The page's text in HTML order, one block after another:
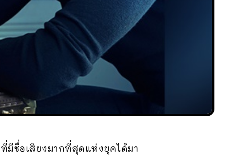
มีชื่อเสียงมากที่สุดแห่งยุคได้มา